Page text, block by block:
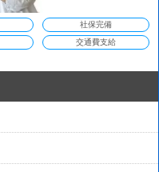
社保完備
交通費支給